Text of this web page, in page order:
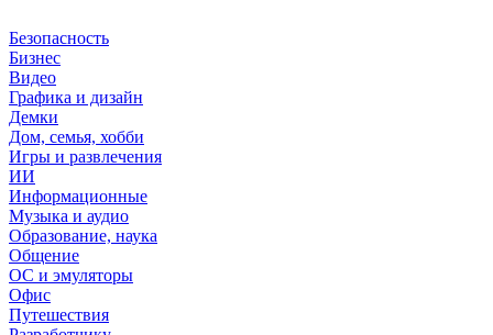
Безопасность
Бизнес
Видео
Графика и дизайн
Демки
Дом, семья, хобби
Игры и развлечения
ИИ
Информационные
Музыка и аудио
Образование, наука
Общение
ОС и эмуляторы
Офис
Путешествия